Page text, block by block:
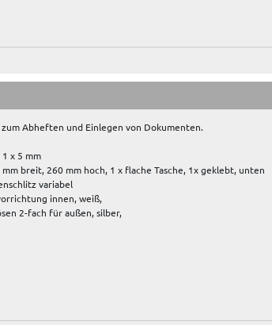
Abheften und Einlegen von Dokumenten.
x 5 mm
mm breit, 260 mm hoch, 1 x flache Tasche, 1x geklebt, unten
variabel
innen, weiß,
2-fach für außen, silber,